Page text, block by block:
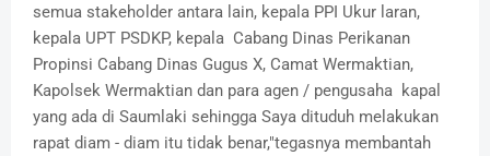
semua stakeholder antara lain, kepala PPI Ukur laran,
kepala UPT PSDKP, kepala Cabang Dinas Perikanan
Propinsi Cabang Dinas Gugus X, Camat Wermaktian,
Kapolsek Wermaktian dan para agen / pengusaha kapal
yang ada di Saumlaki sehingga Saya dituduh melakukan
rapat diam - diam itu tidak benar,"tegasnya membantah